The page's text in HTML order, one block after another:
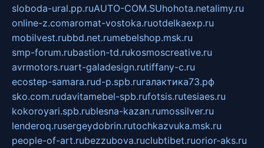
sloboda-ural.pp.ruAUTO-COM.SUhohota.netalimy.ru
online-z.comaromat-vostoka.ruotdelkaexp.ru
mobilvest.rubbd.net.rumebelshop.msk.ru
smp-forum.rubastion-td.rukosmoscreative.ru
avrmotors.ruart-galadesign.rutiffany-c.ru
ecostep-samara.rud-p.spb.ruгалактика73.рф
sko.com.rudavitamebel-spb.rufotsis.rutesiaes.ru
kokoroyari.spb.rublesna-kazan.rumossilver.ru
lenderoq.rusergeydobrin.rutochkazvuka.msk.ru
people-of-art.rubezzubova.ruclubtibet.ruorior-aks.ru